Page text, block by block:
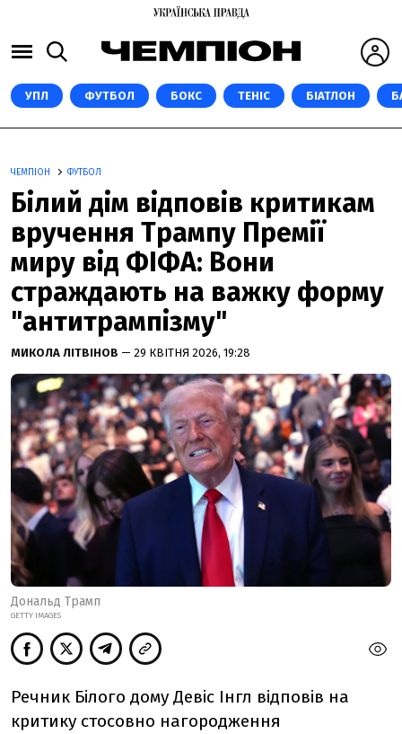
УПЛ ФУТБОЛ БОКС ТЕНІС БІАТЛОН
ЧЕМПІОН ФУТБОЛ
Білий дім відповів критикам
вручення Трампу Премії
миру від ФІФА: Вони
страждають на важку форму
"антитрампізму"
МИКОЛА ЛІТВІНОВ — 29 КВІТНЯ 2026, 19:28
Дональд Трамп
GETTY IMAGES
Речник Білого дому Девіс Інгл відповів на
критику стосовно нагородження